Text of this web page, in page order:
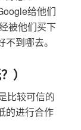
给他们
被他们买下
到哪去。
）
比较可信的
的进行合作